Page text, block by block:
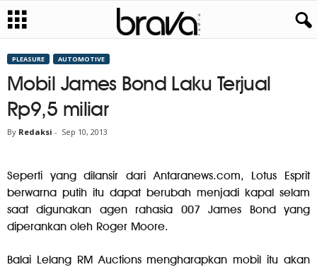
PLEASURE AUTOMOTIVE
Mobil James Bond Laku Terjual
Rp9,5 miliar
By Redaksi - Sep 10, 2013
Seperti yang dilansir dari Antaranews.com, Lotus Esprit
berwarna putih itu dapat berubah menjadi kapal selam
saat digunakan agen rahasia 007 James Bond yang
diperankan oleh Roger Moore.
Balai Lelang RM Auctions mengharapkan mobil itu akan